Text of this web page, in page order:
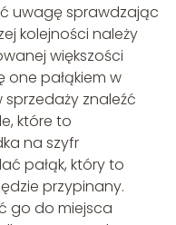
uwagę sprawdzając
kolejności należy
większości
one pałąkiem w
sprzedaży znaleźć
które to
na szyfr
pałąk, który to
przypinany.
go do miejsca